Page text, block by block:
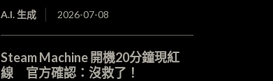
A.I. 生成 2026-07-08
Steam Machine 開機20分鐘現紅
線 官方確認：沒救了！